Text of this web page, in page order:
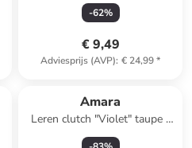
-62%
€ 9,49
Adviesprijs (AVP): € 24,99*
Amara
Leren clutch "Violet" taupe -
(B)35 x (H)25 x (D)2 cm